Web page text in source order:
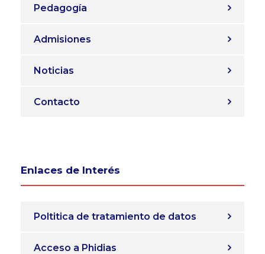
Pedagogía
Admisiones
Noticias
Contacto
Enlaces de Interés
Poltitica de tratamiento de datos
Acceso a Phidias